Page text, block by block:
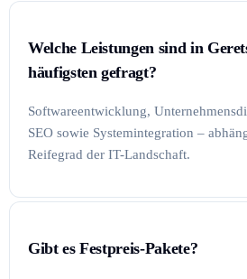
Welche Leistungen sind in
häufigsten gefragt?
Softwareentwicklung,
SEO sowie Systemintegration –
Reifegrad der IT-Landschaft.
Gibt es Festpreis-Pakete?